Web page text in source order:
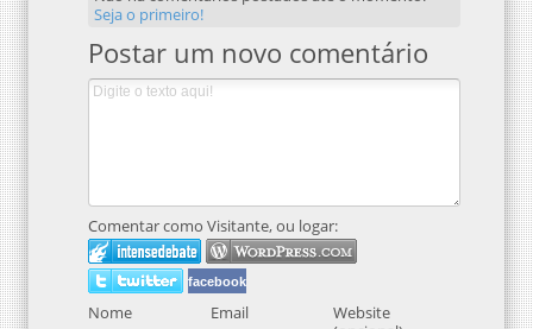
Seja o primeiro!
Postar um novo comentário
Comentar como Visitante, ou logar:
facebook
Nome Email
Website